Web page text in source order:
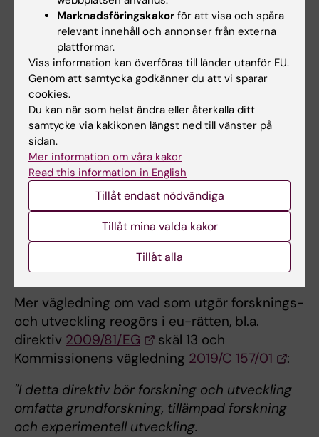
forsknings-/utvecklingsprojekt. Tjänsten som
ska köpas in ska i sig vara en forskning- och
utvecklingstjänst.
Exempelvis själva (specialisten) forskaren
som ska genomföra forskningen på
patienterna utför en forskningstjänst. Däremot
t.ex. telefonitjänst, marknadsundersökningar
m.m. som inte kräver själva forskarens
expertis/utförande anses inte utgöra en
forskningstjänst och ska därför köpas in med
tillämpning av LOU. Rena köp av material och
produkter utgör inte en tjänst och hamnar
därför per definition utanför
forskningsundantaget.
Mer vägledning om vad som utgör forsknings-
och utveckling reogörs i eu-rätten, bl.a.
direktiv 2009/81/EG
skäl 13 och
Kommissionens vägledning 2019/C 157/01
:
"I detta direktiv bör forskning och utveckling
omfatta grundforskning, tillämpad forskning
och experimentell utveckling.
Marknadsföringskakor för att visa och spåra
relevant innehåll och annonser från externa
plattformar.
Viss information kan överföras till länder utanför EU.
Genom att samtycka godkänner du att vi sparar
cookies.
Du kan när som helst ändra eller återkalla ditt
samtycke via kakikonen längst ned till vänster på
sidan.
Mer information om våra kakor
Read this information in English
Tillåt endast nödvändiga
Tillåt mina valda kakor
Tillåt alla